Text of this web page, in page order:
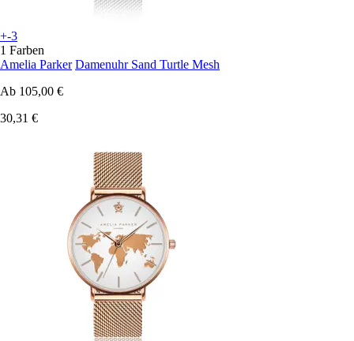
+-3
1 Farben
Amelia Parker Damenuhr Sand Turtle Mesh
Ab 105,00 €
30,31 €